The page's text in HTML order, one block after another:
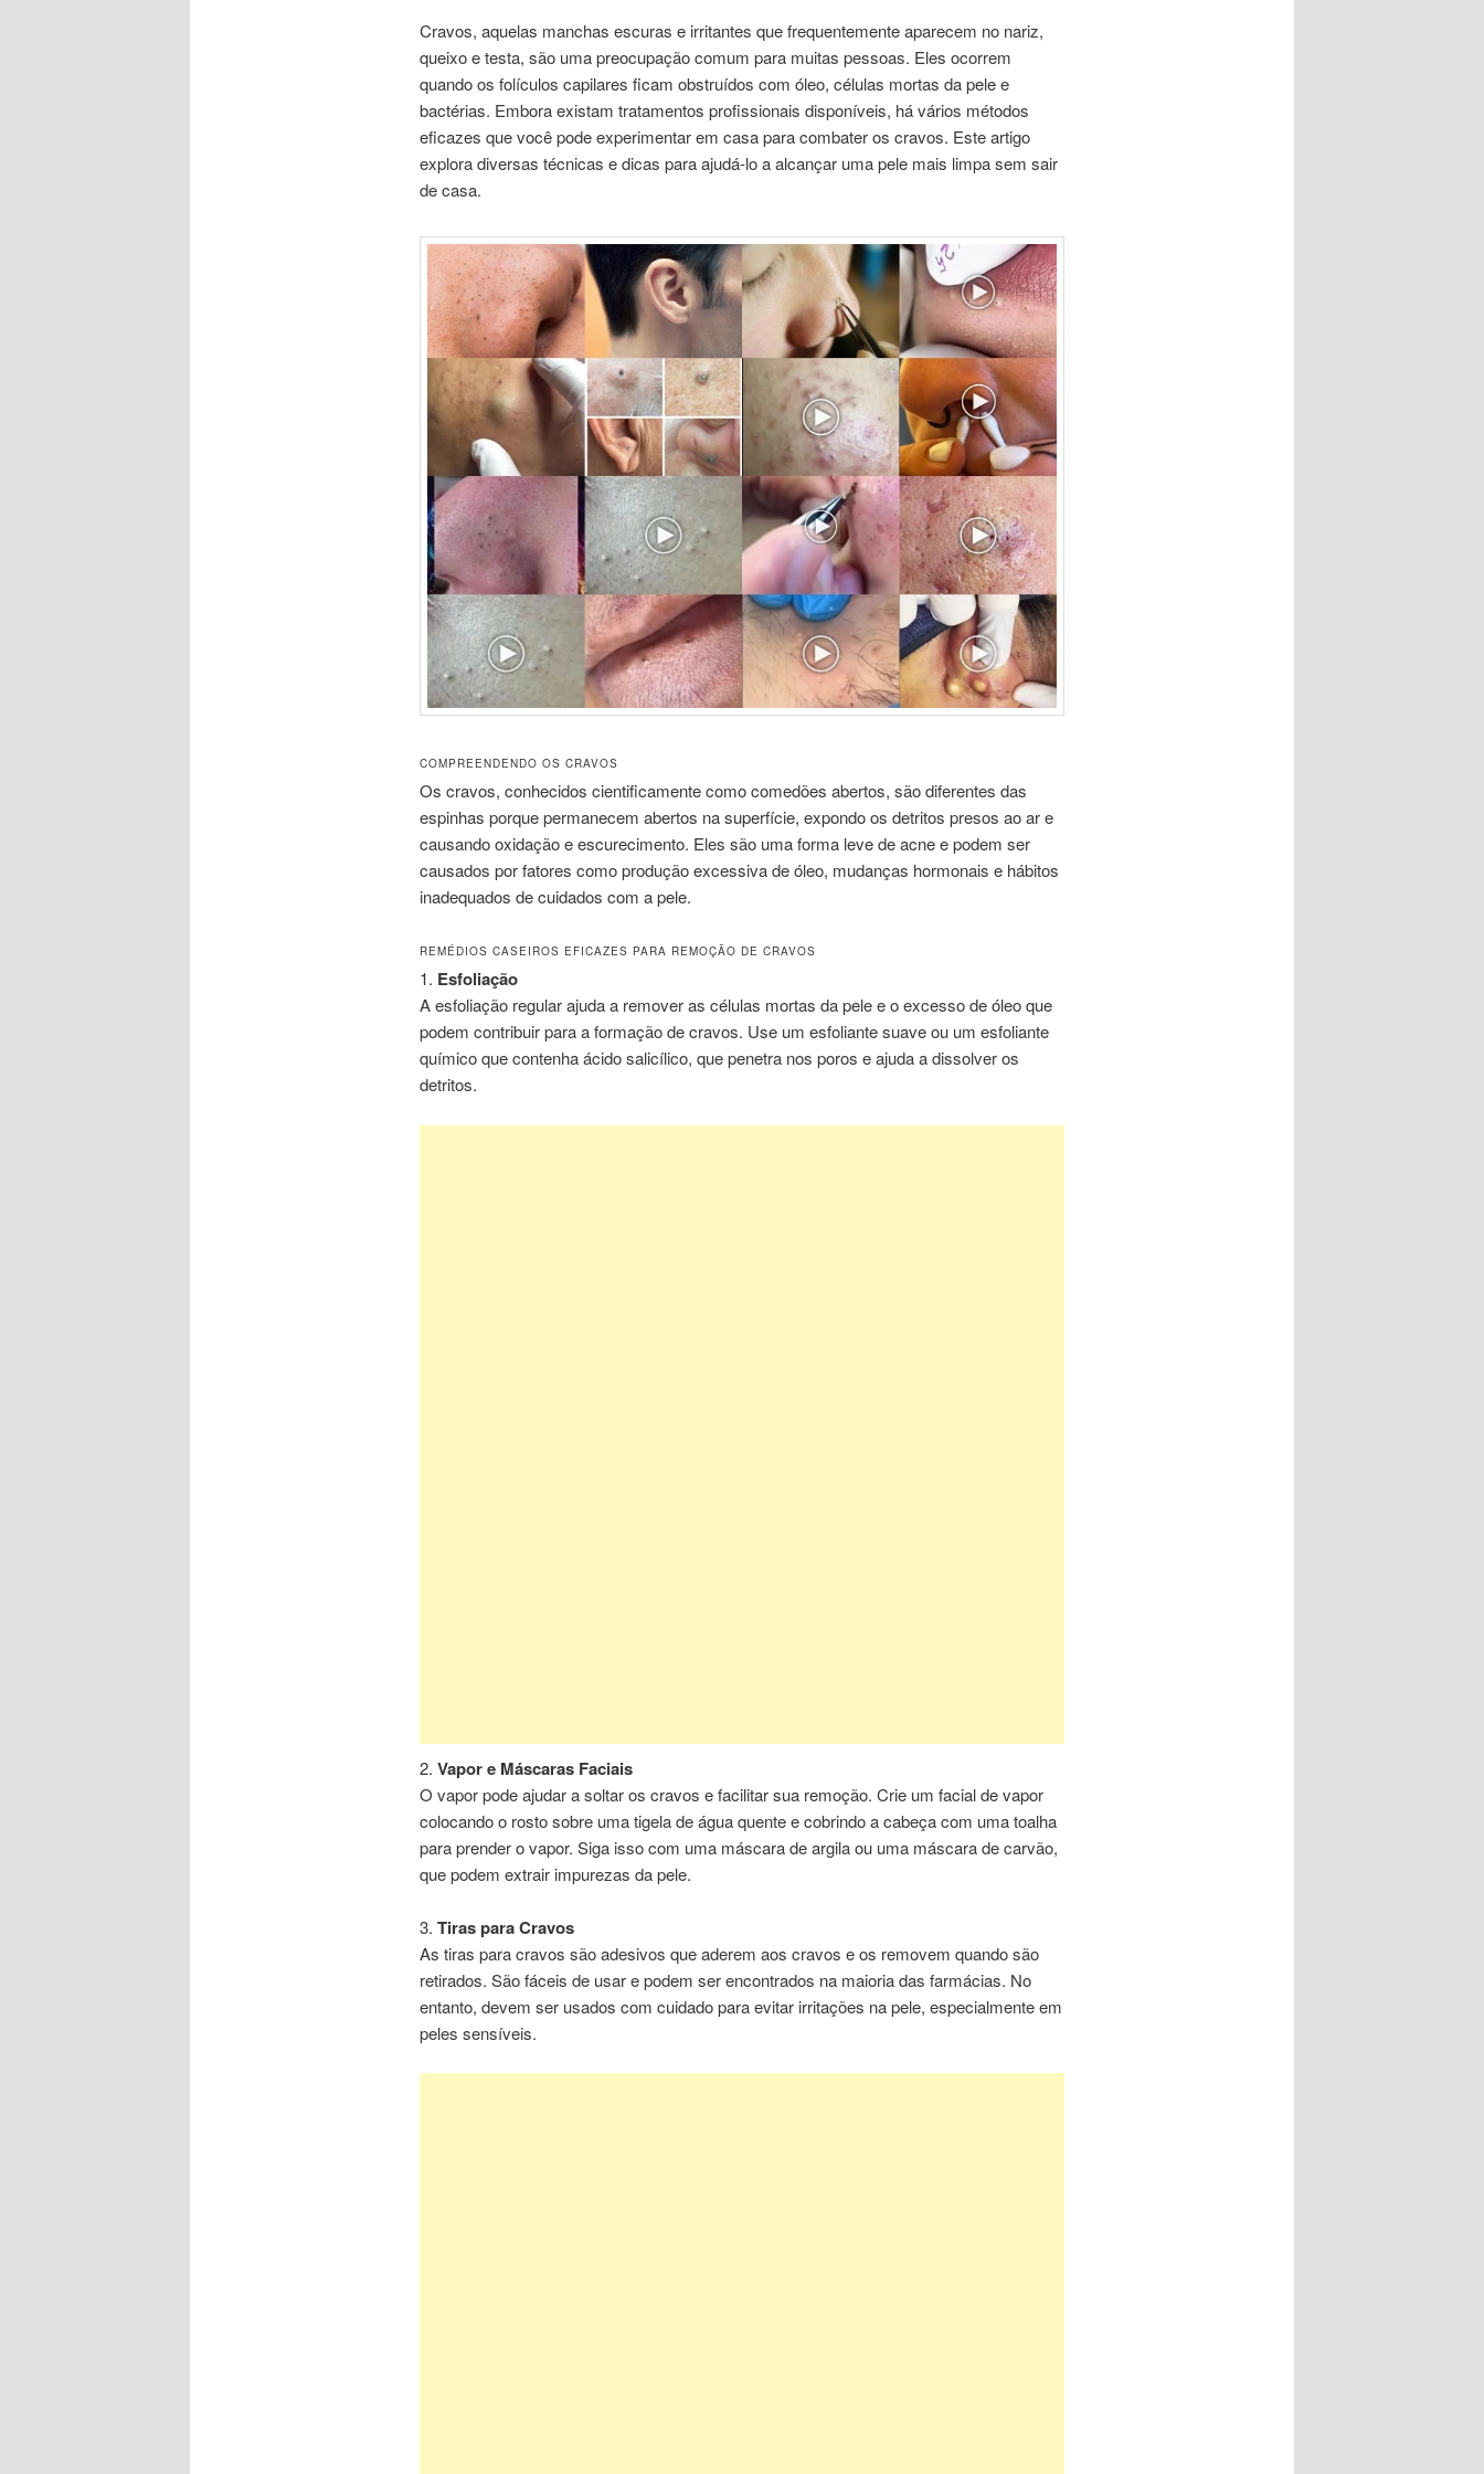
Cravos, aquelas manchas escuras e irritantes que frequentemente aparecem no nariz,
queixo e testa, são uma preocupação comum para muitas pessoas. Eles ocorrem
quando os folículos capilares ficam obstruídos com óleo, células mortas da pele e
bactérias. Embora existam tratamentos profissionais disponíveis, há vários métodos
eficazes que você pode experimentar em casa para combater os cravos. Este artigo
explora diversas técnicas e dicas para ajudá-lo a alcançar uma pele mais limpa sem sair
de casa.
COMPREENDENDO OS CRAVOS
Os cravos, conhecidos cientificamente como comedões abertos, são diferentes das
espinhas porque permanecem abertos na superfície, expondo os detritos presos ao ar e
causando oxidação e escurecimento. Eles são uma forma leve de acne e podem ser
causados por fatores como produção excessiva de óleo, mudanças hormonais e hábitos
inadequados de cuidados com a pele.
REMÉDIOS CASEIROS EFICAZES PARA REMOÇÃO DE CRAVOS
1. Esfoliação
A esfoliação regular ajuda a remover as células mortas da pele e o excesso de óleo que
podem contribuir para a formação de cravos. Use um esfoliante suave ou um esfoliante
químico que contenha ácido salicílico, que penetra nos poros e ajuda a dissolver os
detritos.
2. Vapor e Máscaras Faciais
O vapor pode ajudar a soltar os cravos e facilitar sua remoção. Crie um facial de vapor
colocando o rosto sobre uma tigela de água quente e cobrindo a cabeça com uma toalha
para prender o vapor. Siga isso com uma máscara de argila ou uma máscara de carvão,
que podem extrair impurezas da pele.
3. Tiras para Cravos
As tiras para cravos são adesivos que aderem aos cravos e os removem quando são
retirados. São fáceis de usar e podem ser encontrados na maioria das farmácias. No
entanto, devem ser usados com cuidado para evitar irritações na pele, especialmente em
peles sensíveis.